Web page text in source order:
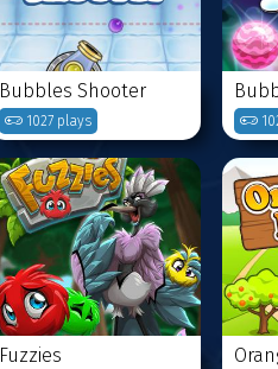
Bubbles Shooter
1027 plays
Fuzzies